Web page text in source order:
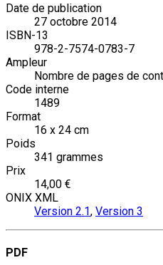
Date de publication
27 octobre 2014
ISBN-13
978-2-7574-0783-7
Ampleur
Nombre de pages de
Code interne
1489
Format
16 x 24 cm
Poids
341 grammes
Prix
14,00 €
ONIX XML
Version 2.1, Version 3
PDF